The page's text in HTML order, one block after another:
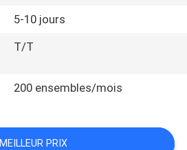
5-10 jours
T/T
200 ensembles/mois
MEILLEUR PRIX